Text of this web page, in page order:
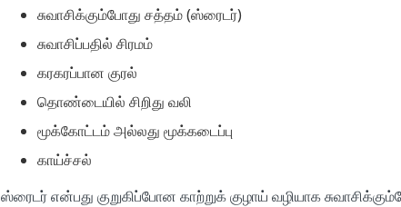
சுவாசிக்கும்போது சத்தம் (ஸ்ரைடர்)
சுவாசிப்பதில் சிரமம்
கரகரப்பான குரல்
தொண்டையில் சிறிது வலி
மூக்கோட்டம் அல்லது மூக்கடைப்பு
காய்ச்சல்
ஸ்ரைடர் என்பது குறுகிப்போன காற்றுக் குழாய் வழியாக